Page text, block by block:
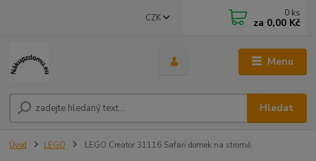
Menu
CZK
Hledat
0 ks
za 0,00 Kč
Úvod LEGO LEGO Creator 31116 Safari domek na stromě